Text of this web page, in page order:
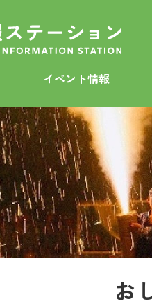
イベント情報
お